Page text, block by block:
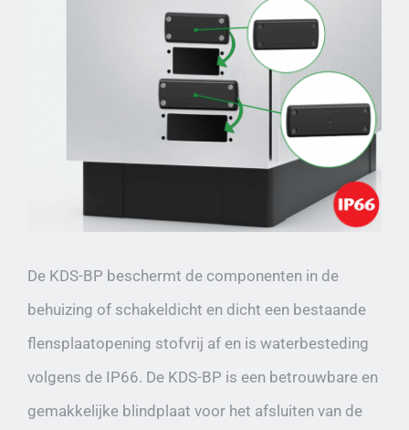
De KDS-BP beschermt de componenten in de
behuizing of schakeldicht en dicht een bestaande
flensplaatopening stofvrij af en is waterbesteding
volgens de IP66. De KDS-BP is een betrouwbare en
gemakkelijke blindplaat voor het afsluiten van de